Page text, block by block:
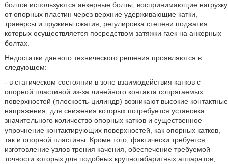
болтов используются анкерные болты, воспринимающие нагрузку
от опорных пластин через верхние удерживающие катки,
траверсы и пружины сжатия, регулировка степени поджатия
которых осуществляется посредством затяжки гаек на анкерных
болтах.
Недостатки данного технического решения проявляются в
следующем:
- в статическом состоянии в зоне взаимодействия катков с
опорной пластиной из-за линейного контакта сопрягаемых
поверхностей (плоскость-цилиндр) возникают высокие контактные
напряжения, для снижения которых потребуется установка
значительного количество опорных катков и существенное
упрочнение контактирующих поверхностей, как опорных катков,
так и опорной пластины. Кроме того, фактически требуется
изготовление узлов трения качения, обеспечение требуемой
точности которых для подобных крупногабаритных аппаратов,